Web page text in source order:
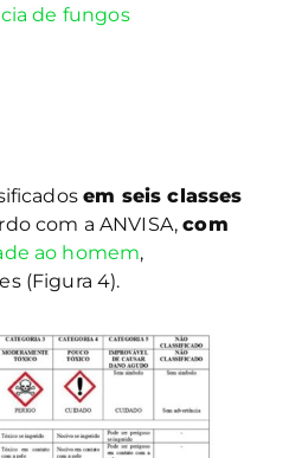
de fungos
em seis classes
com a ANVISA,com
ao homem,
(Figura 4).